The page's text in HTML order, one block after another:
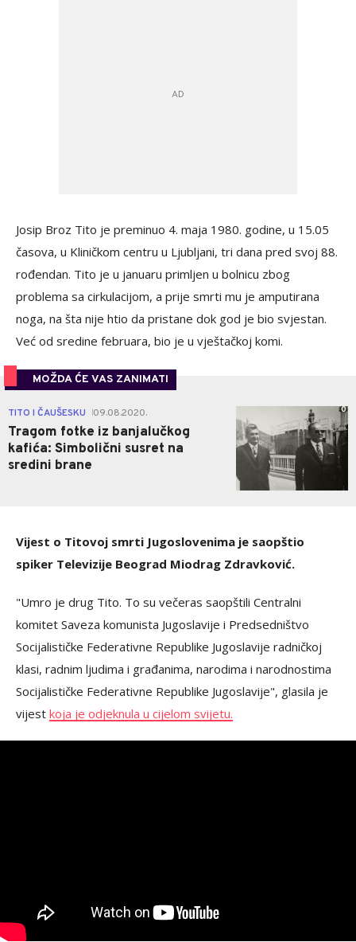
Josip Broz Tito je preminuo 4. maja 1980. godine, u 15.05
časova, u Kliničkom centru u Ljubljani, tri dana pred svoj 88.
rođendan. Tito je u januaru primljen u bolnicu zbog
problema sa cirkulacijom, a prije smrti mu je amputirana
noga, na šta nije htio da pristane dok god je bio svjestan.
Već od sredine februara, bio je u vještačkoj komi.
MOŽDA ĆE VAS ZANIMATI
TITO I ČAUŠESKU 09.08.2020.
Tragom fotke iz banjalučkog
kafića: Simbolični susret na
sredini brane
0
Vijest o Titovoj smrti Jugoslovenima je saopštio
spiker Televizije Beograd Miodrag Zdravković.
"Umro je drug Tito. To su večeras saopštili Centralni
komitet Saveza komunista Jugoslavije i Predsedništvo
Socijalističke Federativne Republike Jugoslavije radničkoj
klasi, radnim ljudima i građanima, narodima i narodnostima
Socijalističke Federativne Republike Jugoslavije", glasila je
vijest koja je odjeknula u cijelom svijetu.